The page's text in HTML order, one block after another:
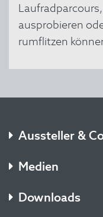
ausprobieren
rumflitzen
Aussteller &
Medien
Downloads